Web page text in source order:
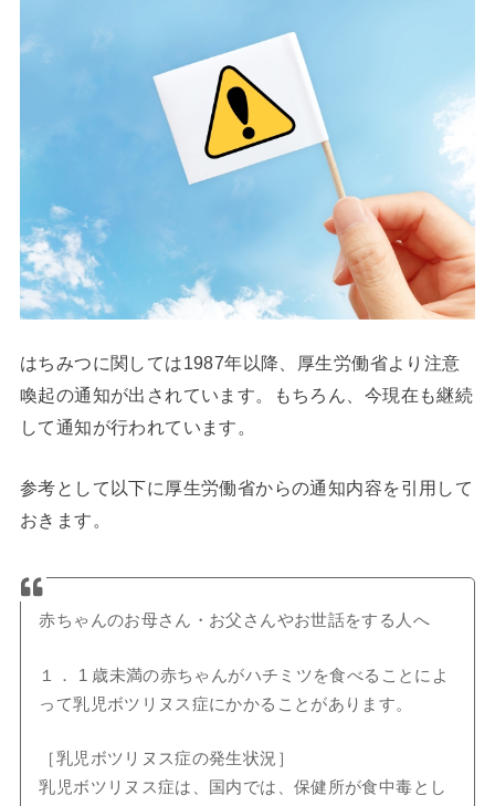
はちみつに関しては1987年以降、厚生労働省より注意
喚起の通知が出されています。もちろん、今現在も継続
して通知が行われています。
参考として以下に厚生労働省からの通知内容を引用して
おきます。
赤ちゃんのお母さん・お父さんやお世話をする人へ
１． 1 歳未満の赤ちゃんがハチミツを食べることによ
って乳児ボツリヌス症にかかることがあります。
［乳児ボツリヌス症の発生状況］
乳児ボツリヌス症は、国内では、保健所が食中毒とし